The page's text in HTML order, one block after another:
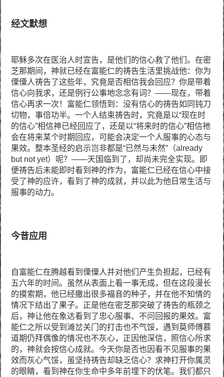
经文默想
耶稣多次在医治人时宣告，是他们的信心救了他们。在密
芝那期间，神就已经在富能仁的祷告生活里挑战他：你为
傈僳人祷告了这些年，究竟是否相信我会回应？你是带着
信心向我求，还是例行公事地念念有词？——现在，带着
信心再求一次！富能仁领悟到：没有信心的祷告如同钝刀
切物，事倍功半。一个人结束祷告时，究竟是以“现在时
的信心”相信神已经回应了，还是以“将来时的信心”相信祂
会在将来某个时期回应，可能会决定一个人服事的心态与
果效。整本圣经的启示岂非都是“已然与未然”（already
but not yet）呢？——天国临到了，却尚未完全实现。即
便祷告后未能即时看到神的作为，富能仁已经在信心中接
受了神的应许，看到了神的成就，并以此为他日常生活与
服事的动力。
今昔应用
自富能仁在腾越看到傈僳人并对他们产生负担起，已经有
五六年的时间。虽然从表面上看一事无成，但在这段漫长
的摸索期，他已经撒出很多福音的种子，并在他不知情的
情况下结出了果子。正是他在密芝那突破了祷告的瓶颈之
后，神让他在象达看到了忠心服事、不问回报的果效。富
能仁之所以受到滩岔关门的打击也不气馁，遇到莫师傅慕
道期仍拜偶像的情况也不灰心，正因他深信，照信心所求
的，神就会按信心成就。今天你是否也因看不见服事的果
效而灰心气馁，虽坚持祷告却缺乏信心？求神打开你属灵
的眼睛，看到神在你生命中多年前埋下的伏笔。我们都只